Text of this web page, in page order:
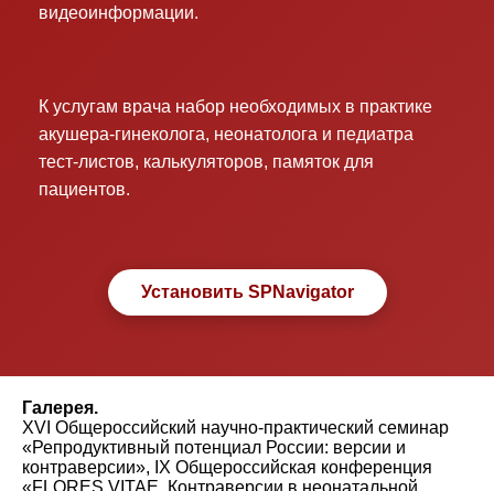
видеоинформации.
К услугам врача набор необходимых в практике
акушера-гинеколога, неонатолога и педиатра
тест-листов, калькуляторов, памяток для
пациентов.
Установить SPNavigator
Галерея.
XVI Общероссийский научно-практический семинар
«Репродуктивный потенциал России: версии и
контраверсии», IX Общероссийская конференция
«FLORES VITAE. Контраверсии в неонатальной